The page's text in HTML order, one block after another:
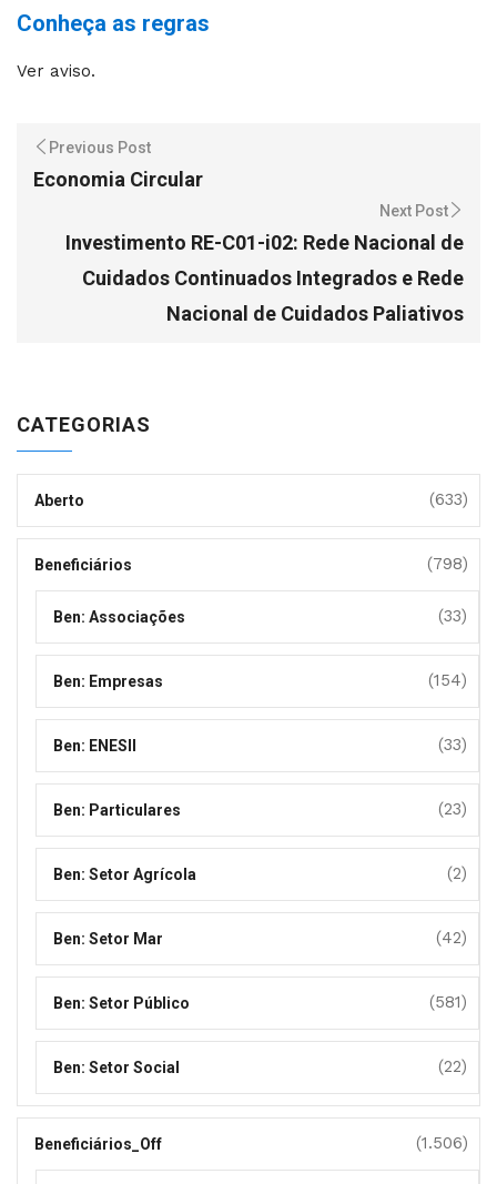
Conheça as regras
Ver aviso.
Previous Post
Economia Circular
Next Post
Investimento RE-C01-i02: Rede Nacional de
Cuidados Continuados Integrados e Rede
Nacional de Cuidados Paliativos
CATEGORIAS
Aberto (633)
Beneficiários (798)
Ben: Associações (33)
Ben: Empresas (154)
Ben: ENESII (33)
Ben: Particulares (23)
Ben: Setor Agrícola (2)
Ben: Setor Mar (42)
Ben: Setor Público (581)
Ben: Setor Social (22)
Beneficiários_Off (1.506)